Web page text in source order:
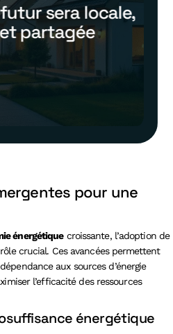
sera locale,
partagée
pour une
énergétiquecroissante, l’adoption de
crucial. Ces avancées permettent
aux sources d’énergie
l’efficacité des ressources
énergétique